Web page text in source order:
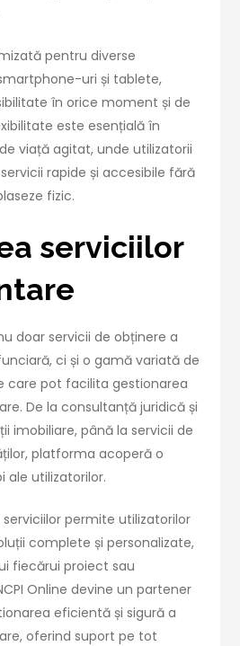
pentru diverse
uri și tablete,
în orice moment și de
este esențială în
viață agitat, unde utilizatorii
rapide și accesibile fără
fizic.
serviciilor
doar servicii de obținere a
ci și o gamă variată de
care pot facilita gestionarea
De la consultanță juridică și
imobiliare, până la servicii de
platforma acoperă o
ale utilizatorilor.
permite utilizatorilor
complete și personalizate,
fiecărui proiect sau
Online devine un partener
eficientă și sigură a
oferind suport pe tot